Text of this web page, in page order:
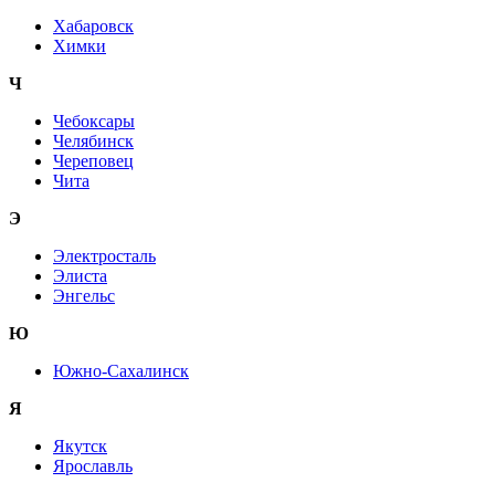
Хабаровск
Химки
Ч
Чебоксары
Челябинск
Череповец
Чита
Э
Электросталь
Элиста
Энгельс
Ю
Южно-Сахалинск
Я
Якутск
Ярославль